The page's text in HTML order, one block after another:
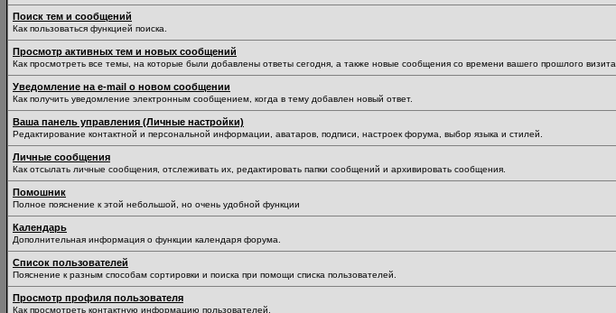
Поиск тем и сообщений
Как пользоваться функцией поиска.
Просмотр активных тем и новых сообщений
Как просмотреть все темы, на которые были добавлены ответы сегодня, а также новые сообщения со времени вашего прошлого визита.
Уведомление на е-mail о новом сообщении
Как получить уведомление электронным сообщением, когда в тему добавлен новый ответ.
Ваша панель управления (Личные настройки)
Редактирование контактной и персональной информации, аватаров, подписи, настроек форума, выбор языка и стилей.
Личные сообщения
Как отсылать личные сообщения, отслеживать их, редактировать папки сообщений и архивировать сообщения.
Помошник
Полное пояснение к этой небольшой, но очень удобной функции
Календарь
Дополнительная информация о функции календаря форума.
Список пользователей
Пояснение к разным способам сортировки и поиска при помощи списка пользователей.
Просмотр профиля пользователя
Как просмотреть контактную информацию пользователей.